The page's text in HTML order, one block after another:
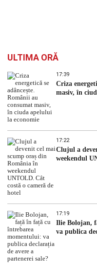
ULTIMA ORĂ
17:39
Criza
masiv, în
17:22
Clujul a
weekendul
17:19
Ilie Bolojan,
va publica